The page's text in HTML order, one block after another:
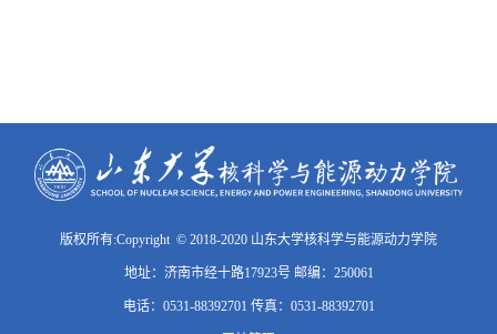
版权所有:Copyright © 2018-2020 山东大学核科学与能源动力学院
地址：济南市经十路17923号 邮编：250061
电话：0531-88392701 传真：0531-88392701